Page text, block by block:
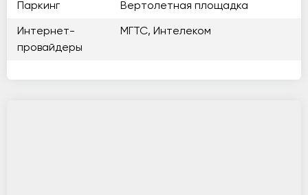
Паркинг Вертолетная площадка
Интернет-
провайдеры
МГТС, Интелеком